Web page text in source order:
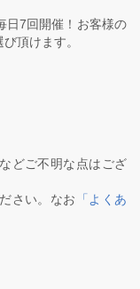
日7回開催！お客様の
頂けます。
どご不明な点はござ
さい。なお
「よくあ